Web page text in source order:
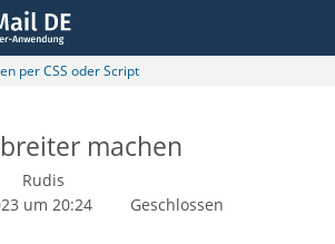
per CSS oder Script
machen
Rudis
um 20:24
Geschlossen